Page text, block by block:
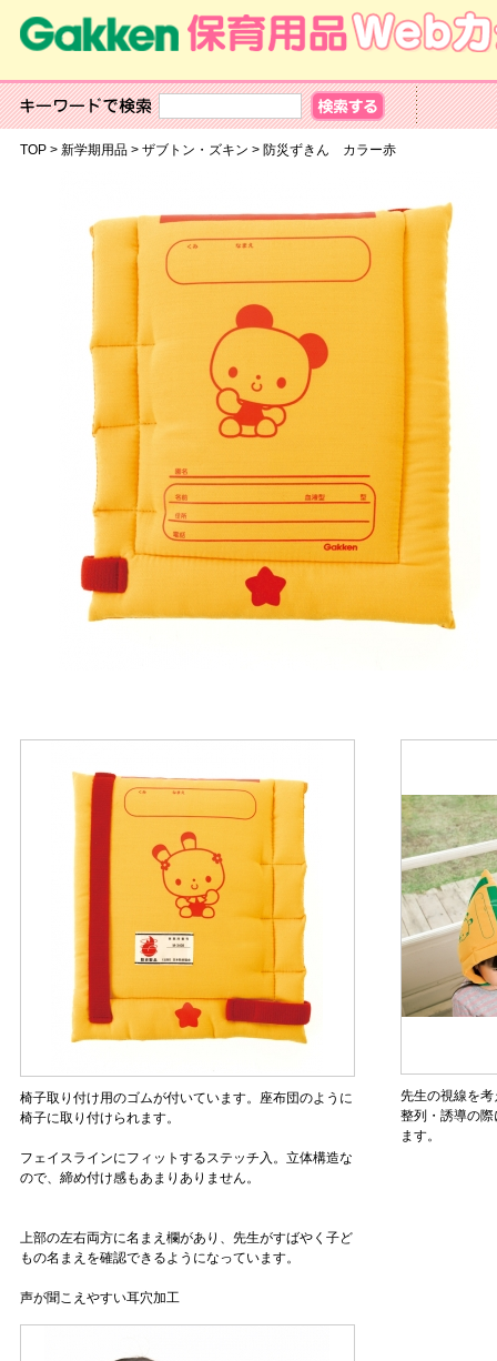
TOP> 新学期用品> ザブトン・ズキン > 防災ずきん カラー赤
椅子取り付け用のゴムが付いています。座布団のように
椅子に取り付けられます。
フェイスラインにフィットするステッチ入。立体構造な
ので、締め付け感もあまりありません。
上部の左右両方に名まえ欄があり、先生がすばやく子ど
もの名まえを確認できるようになっています。
声が聞こえやすい耳穴加工
先生の視線を
整列・誘導の
ます。